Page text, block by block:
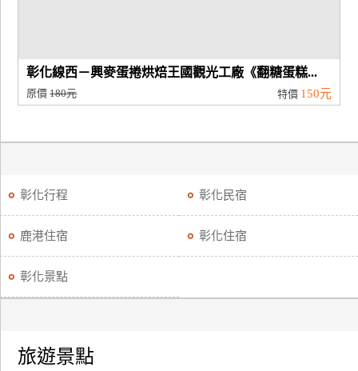
彰化線西－興麥蛋捲烘焙王國觀光工廠《翻糖蛋糕...
原價180元 特價 150元
彰化行程 彰化民宿
鹿港住宿 彰化住宿
彰化景點
旅遊景點